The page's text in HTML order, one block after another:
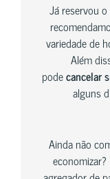
Já reservou
variedade de
Além
podecancelar
alguns
Ainda não